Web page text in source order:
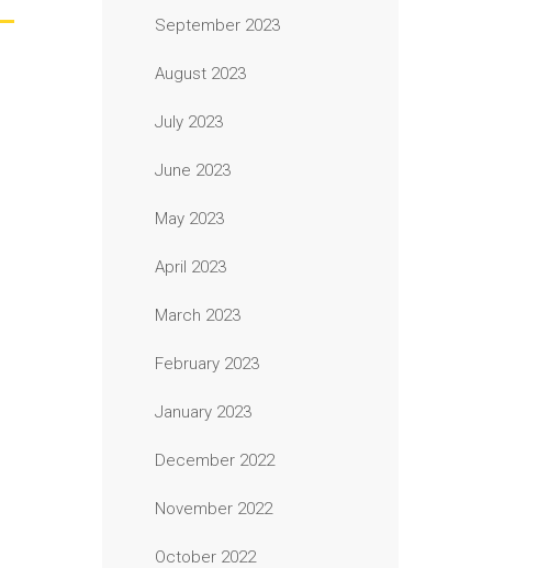
September 2023
August 2023
July 2023
June 2023
May 2023
April 2023
March 2023
February 2023
January 2023
December 2022
November 2022
October 2022